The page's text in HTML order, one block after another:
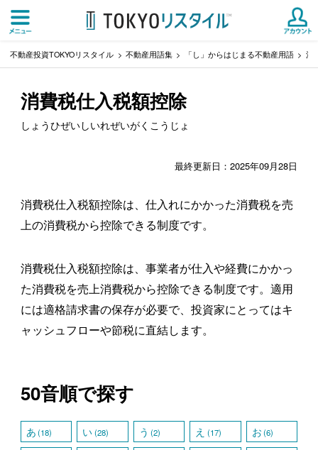
不動産投資TOKYOリスタイル 不動産用語集 「し」からはじまる不動産用語 消
消費税仕入税額控除
しょうひぜいしいれぜいがくこうじょ
最終更新日：2025年09月28日
消費税仕入税額控除は、仕入れにかかった消費税を売
上の消費税から控除できる制度です。
消費税仕入税額控除は、事業者が仕入や経費にかかっ
た消費税を売上消費税から控除できる制度です。適用
には適格請求書の保存が必要で、投資家にとってはキ
ャッシュフローや節税に直結します。
50音順で探す
あ(18) い(28) う (2) え (17) お (6)